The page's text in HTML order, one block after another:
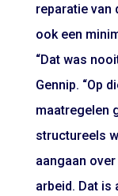
reparatie van
ook een
“Dat was
Gennip. “Op
maatregelen
structureels
aangaan
arbeid. Dat is